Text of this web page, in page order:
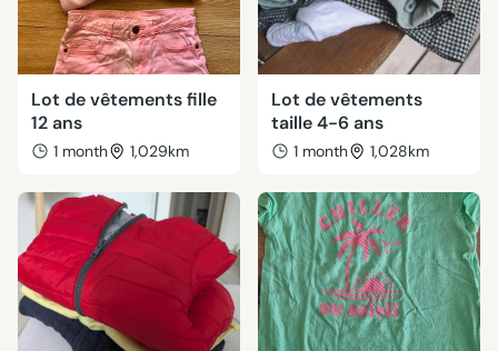
Lot de vêtements fille
12 ans
1 month 1,029km
Lot de vêtements
taille 4-6 ans
1 month 1,028km